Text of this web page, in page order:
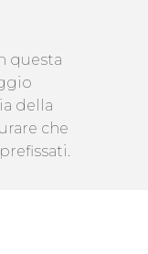
questa
della
che